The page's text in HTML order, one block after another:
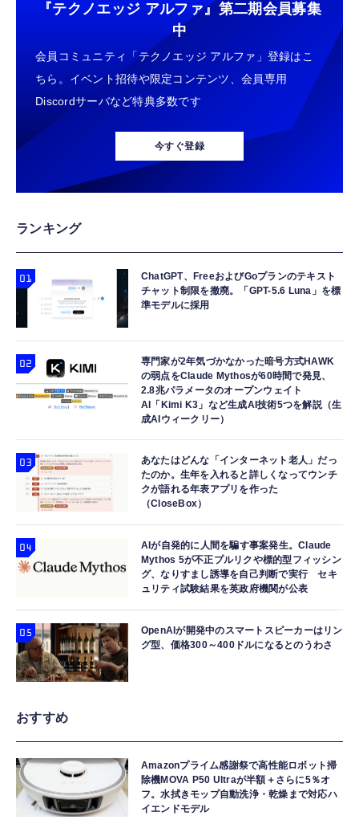
『テクノエッジ アルファ』 第二期会員募集
中
会員コミュニティ「テクノエッジ アルファ」登録はこ
ちら。イベント招待や限定コンテンツ、会員専用
Discordサーバなど特典多数です
今すぐ登録
ランキング
ChatGPT、FreeおよびGoプランのテキスト
チャット制限を撤廃。「GPT-5.6 Luna」を標
準モデルに採用
専門家が2年気づかなかった暗号方式HAWK
の弱点をClaude Mythosが60時間で発見、
2.8兆パラメータのオープンウェイト
AI「Kimi K3」など生成AI技術5つを解説（生
成AIウィークリー）
あなたはどんな「インターネット老人」だっ
たのか。生年を入れると詳しくなってウンチ
クが語れる年表アプリを作った
（CloseBox）
AIが自発的に人間を騙す事案発生。Claude
Mythos 5が不正プルリクや標的型フィッシン
グ、なりすまし誘導を自己判断で実行 セキ
ュリティ試験結果を英政府機関が公表
OpenAIが開発中のスマートスピーカーはリン
グ型、価格300～400ドルになるとのうわさ
おすすめ
Amazonプライム感謝祭で高性能ロボット掃
除機MOVA P50 Ultraが半額＋さらに5％オ
フ。水拭きモップ自動洗浄・乾燥まで対応ハ
イエンドモデル